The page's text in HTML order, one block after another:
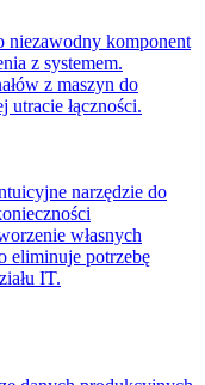
niezawodny komponent
z systemem.
z maszyn do
łączności.
narzędzie do
własnych
eliminuje potrzebę
IT.